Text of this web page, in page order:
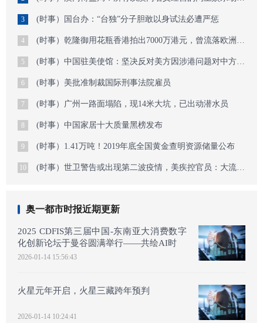
3 (时事）国台办：“台独”分子胆敢以身试法必遭严惩
4 (时事）乾隆御用花瓶香港拍出7000万港元，曾流落欧洲半世纪
5 (时事）中国驻美使馆：坚决反对美方因涉港问题对中方官员实施签证限制措施
6 (时事）美批准制裁国际刑事法院雇员
7 (时事）广州一路面塌陷，现14米大坑，已出动潜水员
8 (时事）中国家居十大质量黑榜发布
9 (时事）1.41万吨！2019年底全国黄金查明资源储量公布
10 (时事）世卫警告或出现第二波疫情，美疾控官员：大流行还未结束
奥一都市时报近期更新
2025 CDFIS第三届中国-东南亚大消费数字
化创新论坛于曼谷圆满举行——共绘AI时
2026-01-14 15:56:43
火星元年开启，火星三藏跨年预判
2026-01-14 10:24:41